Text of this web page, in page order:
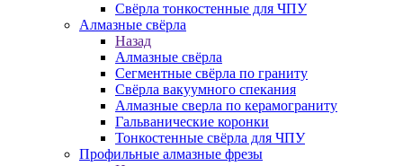
Свёрла тонкостенные для ЧПУ
Алмазные свёрла
Назад
Алмазные свёрла
Сегментные свёрла по граниту
Свёрла вакуумного спекания
Алмазные сверла по керамограниту
Гальванические коронки
Тонкостенные свёрла для ЧПУ
Профильные алмазные фрезы